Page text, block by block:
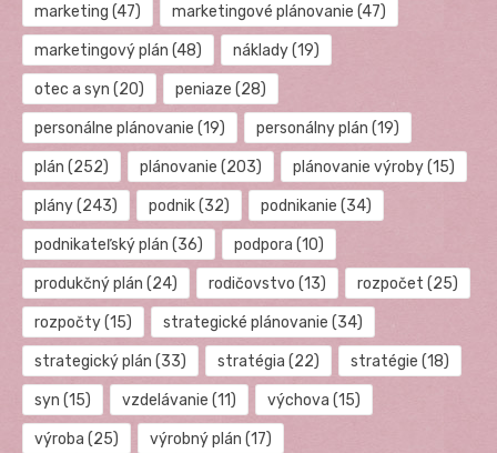
marketing (47) marketingové plánovanie (47)
marketingový plán (48) náklady(19)
otec a syn (20) peniaze (28)
personálne plánovanie (19) personálny plán (19)
plán (252) plánovanie (203) plánovanie výroby(15)
plány(243) podnik(32) podnikanie (34)
podnikateľský plán (36) podpora (10)
produkčný plán (24) rodičovstvo (13) rozpočet (25)
rozpočty(15) strategické plánovanie (34)
strategický plán (33) stratégia (22) stratégie (18)
syn (15) vzdelávanie (11) výchova (15)
výroba (25) výrobný plán (17)